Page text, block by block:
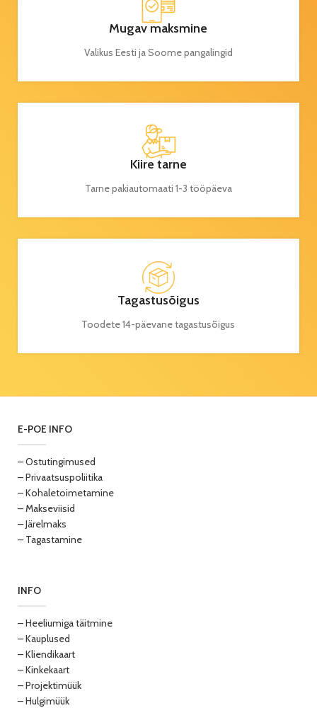
Mugav maksmine
Valikus Eesti ja Soome pangalingid
Kiire tarne
Tarne pakiautomaati 1-3 tööpäeva
Tagastusõigus
Toodete 14-päevane tagastusõigus
E-POE INFO
– Ostutingimused
– Privaatsuspoliitika
– Kohaletoimetamine
– Makseviisid
– Järelmaks
– Tagastamine
INFO
– Heeliumiga täitmine
– Kauplused
– Kliendikaart
– Kinkekaart
– Projektimüük
– Hulgimüük